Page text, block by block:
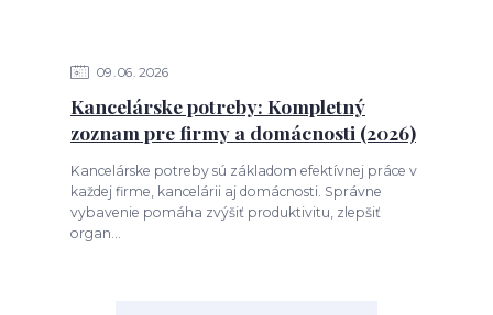
09 06 2026
Kancelárske potreby: Kompletný
zoznam pre firmy a domácnosti (2026)
Kancelárske potreby sú základom efektívnej práce v
každej firme, kancelárii aj domácnosti. Správne
vybavenie pomáha zvýšiť produktivitu, zlepšiť
organ...